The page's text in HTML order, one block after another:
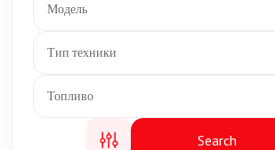
Модель
Тип техники
Топливо
Search